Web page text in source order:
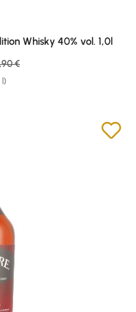
Whisky 40% vol. 1,0l
l)
price:price:
€